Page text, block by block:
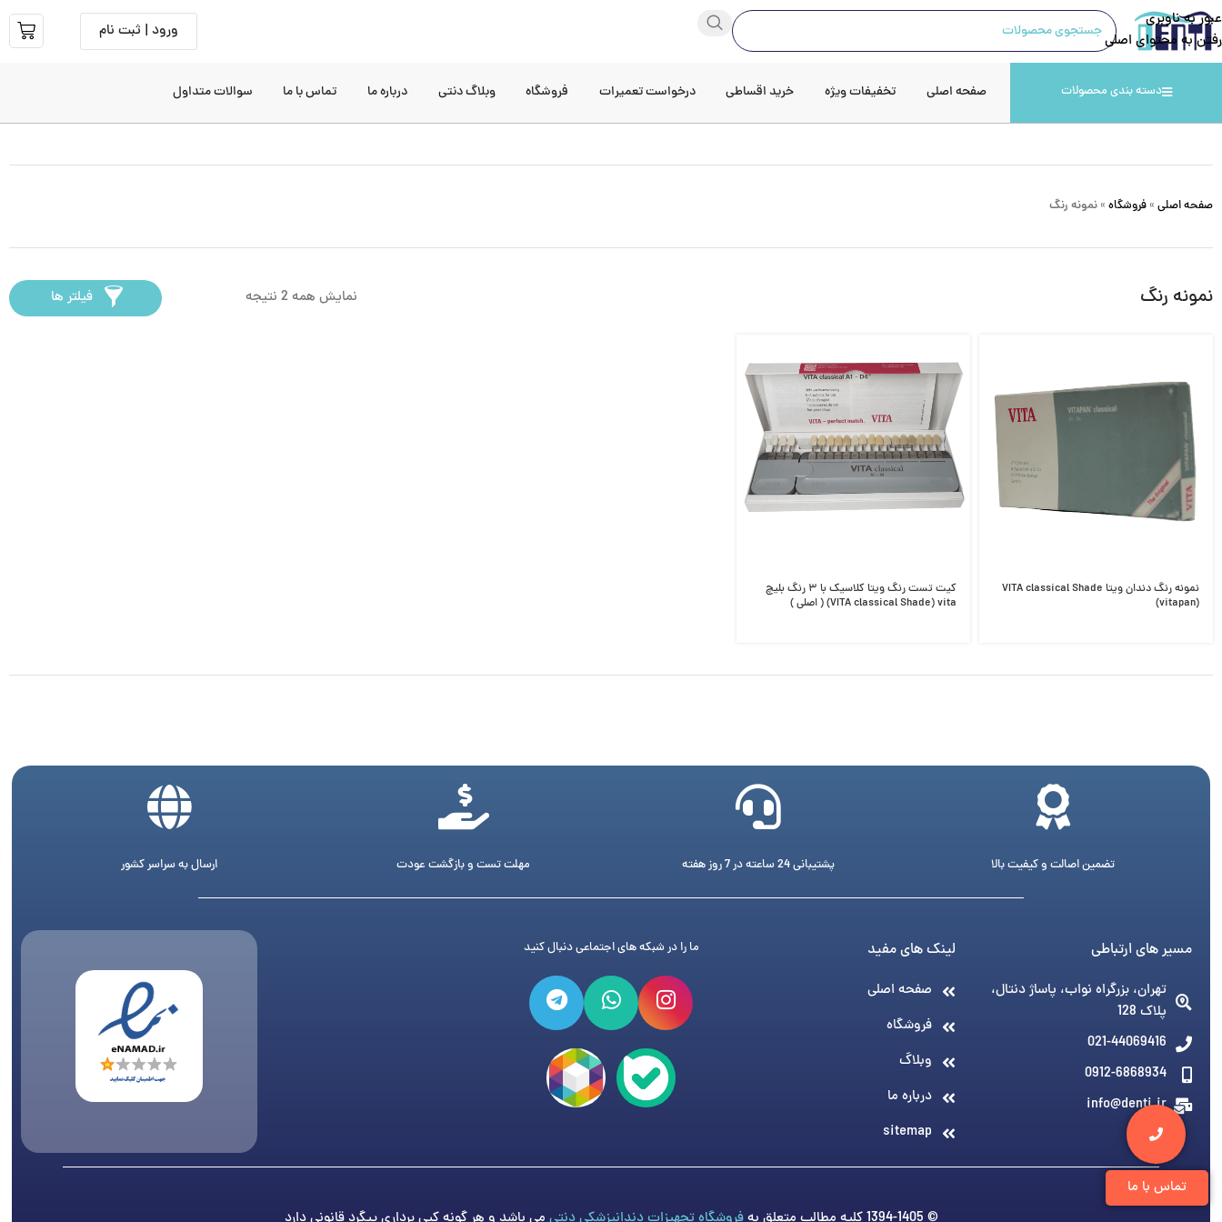
عبور به ناوبری
رفتن به محتوای اصلی
ورود | ثبت نام
دسته بندی محصولات صفحه اصلی تخفیفات ویژه خرید اقساطی درخواست تعمیرات فروشگاه وبلاگ دنتی درباره ما تماس با ما سوالات متداول
صفحه اصلی » فروشگاه » نمونه رنگ
نمونه رنگ نمایش همه 2 نتیجه فیلتر ها
نمونه رنگ دندان ویتا VITA classical Shade
(vitapan)
کیت تست رنگ ویتا کلاسیک با ۳ رنگ بلیچ
VITA classical Shade) vita) ( اصلی )
تماس با ما
تضمین اصالت و کیفیت بالا پشتیبانی 24 ساعته در 7 روز هفته مهلت تست و بازگشت عودت ارسال به سراسر کشور
مسیر های ارتباطی
تهران، بزرگراه نواب، پاساژ دنتال،
پلاک 128
021-44069416
0912-6868934
info@denti.ir
لینک های مفید
صفحه اصلی
فروشگاه
وبلاگ
درباره ما
sitemap
ما را در شبکه های اجتماعی دنبال کنید